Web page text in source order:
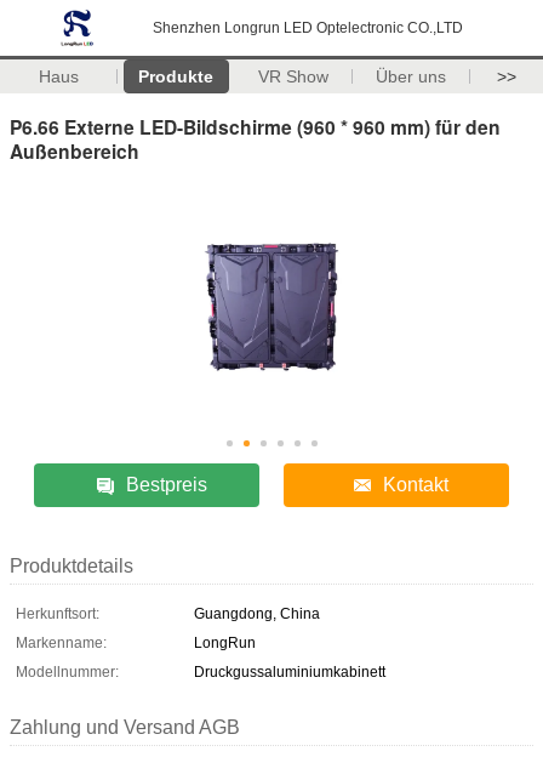
Shenzhen Longrun LED Optelectronic CO.,LTD
Haus Produkte VR Show Über uns >>
P6.66 Externe LED-Bildschirme (960 * 960 mm) für den
Außenbereich
Bestpreis Kontakt
Produktdetails
Herkunftsort:
Guangdong, China
Markenname:
LongRun
Modellnummer:
Druckgussaluminiumkabinett
Zahlung und Versand AGB